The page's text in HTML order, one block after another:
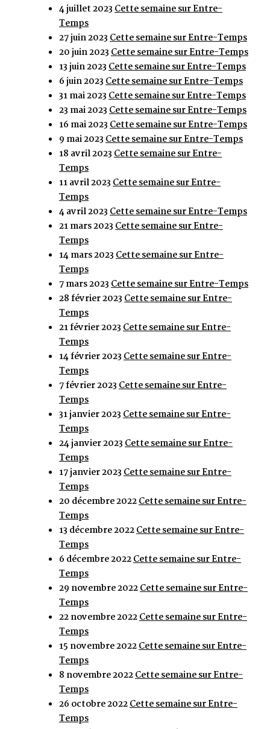
4 juillet 2023Cette semaine sur Entre-
Temps
27 juin 2023Cette semaine sur Entre-Temps
20 juin 2023Cette semaine sur Entre-Temps
13 juin 2023Cette semaine sur Entre-Temps
6 juin 2023Cette semaine sur Entre-Temps
31 mai 2023Cette semaine sur Entre-Temps
23 mai 2023Cette semaine sur Entre-Temps
16 mai 2023Cette semaine sur Entre-Temps
9 mai 2023Cette semaine sur Entre-Temps
18 avril 2023Cette semaine sur Entre-
Temps
11 avril 2023Cette semaine sur Entre-
Temps
4 avril 2023Cette semaine sur Entre-Temps
21 mars 2023Cette semaine sur Entre-
Temps
14 mars 2023Cette semaine sur Entre-
Temps
7 mars 2023Cette semaine sur Entre-Temps
28 février 2023Cette semaine sur Entre-
Temps
21 février 2023Cette semaine sur Entre-
Temps
14 février 2023Cette semaine sur Entre-
Temps
7 février 2023Cette semaine sur Entre-
Temps
31 janvier 2023Cette semaine sur Entre-
Temps
24 janvier 2023Cette semaine sur Entre-
Temps
17 janvier 2023Cette semaine sur Entre-
Temps
20 décembre 2022Cette semaine sur Entre-
Temps
13 décembre 2022Cette semaine sur Entre-
Temps
6 décembre 2022Cette semaine sur Entre-
Temps
29 novembre 2022Cette semaine sur Entre-
Temps
22 novembre 2022Cette semaine sur Entre-
Temps
15 novembre 2022Cette semaine sur Entre-
Temps
8 novembre 2022Cette semaine sur Entre-
Temps
26 octobre 2022Cette semaine sur Entre-
Temps